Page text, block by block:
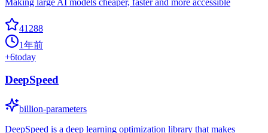
41288
1年前
+6today
DeepSpeed
billion-parameters
DeepSpeed is a deep learning optimization library that makes